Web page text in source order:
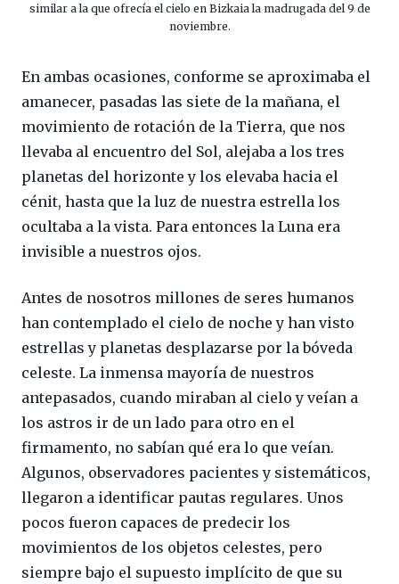
similar a la que ofrecía el cielo en Bizkaia la madrugada del 9 de
noviembre.
En ambas ocasiones, conforme se aproximaba el
amanecer, pasadas las siete de la mañana, el
movimiento de rotación de la Tierra, que nos
llevaba al encuentro del Sol, alejaba a los tres
planetas del horizonte y los elevaba hacia el
cénit, hasta que la luz de nuestra estrella los
ocultaba a la vista. Para entonces la Luna era
invisible a nuestros ojos.
Antes de nosotros millones de seres humanos
han contemplado el cielo de noche y han visto
estrellas y planetas desplazarse por la bóveda
celeste. La inmensa mayoría de nuestros
antepasados, cuando miraban al cielo y veían a
los astros ir de un lado para otro en el
firmamento, no sabían qué era lo que veían.
Algunos, observadores pacientes y sistemáticos,
llegaron a identificar pautas regulares. Unos
pocos fueron capaces de predecir los
movimientos de los objetos celestes, pero
siempre bajo el supuesto implícito de que su